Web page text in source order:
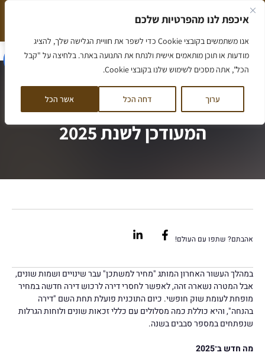
איכפת לנו מהפרטיות שלכם
אנו משתמשים בקובצי Cookie כדי לשפר את חוויית הגלישה שלך, להציג
מודעות או תוכן מותאמים אישית ולנתח את התנועה באתר. בלחיצה על "קבל
הכל", אתה מסכים לשימוש שלנו בקובצי Cookie.
ערוך דחה הכל אשר הכל
דילוג
לתוכן
המלצה חמה שווה יותר מאלף מילים
מחיר למשתכן – המדריך המעודכן לשנת 2025
מחיר למשתכן – המדריך
המעודכן לשנת 2025
אהבתם? שתפו עם העולם!
Facebook-
f
Linkedin-
in
במהלך העשור האחרון המותג "מחיר למשתכן" עבר שינויים ושמות שונים,
אבל המטרה נשארה זהה, לאפשר לחסרי דירה לרכוש דירה חדשה במחיר
מופחת לעומת שוק חופשי. כיום התוכנית פועלת תחת השם "דירה
בהנחה", והיא כוללת כמה מסלולים עם כללי זכאות שונים ולוחות הגרלות
שנפתחים במספר סבבים בשנה.
מה חדש ב־2025